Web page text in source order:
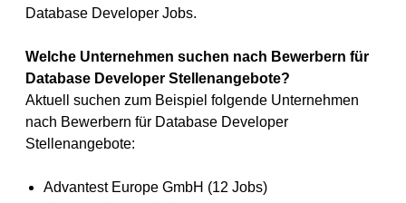
Database Developer Jobs.
Welche Unternehmen suchen nach Bewerbern für
Database Developer Stellenangebote?
Aktuell suchen zum Beispiel folgende Unternehmen
nach Bewerbern für Database Developer
Stellenangebote:
Advantest Europe GmbH (12 Jobs)